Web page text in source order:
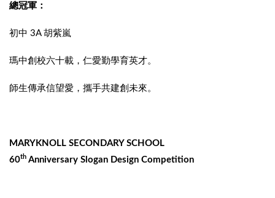
總冠軍：
初中 3A 胡紫嵐
瑪中創校六十載，仁愛勤學育英才。
師生傳承信望愛，攜手共建創未來。
MARYKNOLL SECONDARY SCHOOL
60th Anniversary Slogan Design Competition